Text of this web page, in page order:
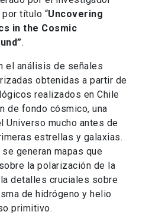
por título “Uncovering
in the Cosmic
.
el análisis de señales
obtenidas a partir de
realizados en Chile
de fondo cósmico, una
Universo mucho antes de
estrellas y galaxias.
generan mapas que
la polarización de la
detalles cruciales sobre
de hidrógeno y helio
primitivo.